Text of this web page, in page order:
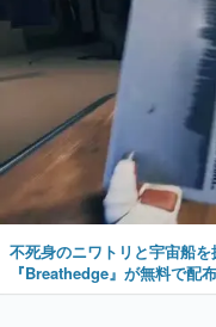
不死身のニワトリと宇宙船
『Breathedge』が無料で配